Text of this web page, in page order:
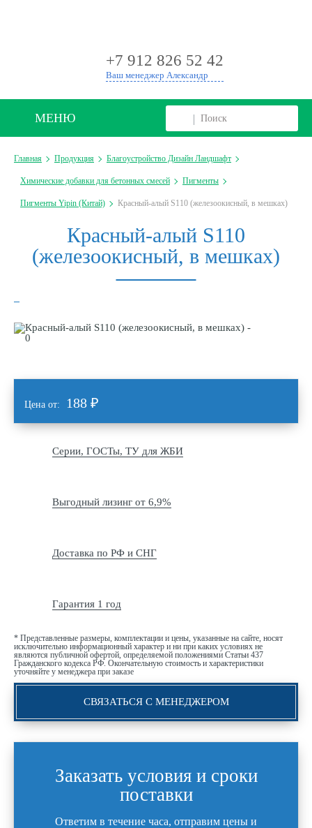
+7 912 826 52 42
Ваш менеджер Александр
МЕНЮ
Главная Продукция Благоустройство Дизайн Ландшафт
Химические добавки для бетонных смесей Пигменты
Пигменты Yipin (Китай) Красный-алый S110 (железоокисный, в мешках)
Красный-алый S110
(железоокисный, в мешках)
Цена от: 188 ₽
Серии, ГОСТы, ТУ для ЖБИ
Выгодный лизинг от 6,9%
Доставка по РФ и СНГ
Гарантия 1 год
* Представленные размеры, комплектации и цены, указанные на сайте, носят
исключительно информационный характер и ни при каких условиях не
являются публичной офертой, определяемой положениями Статьи 437
Гражданского кодекса РФ. Окончательную стоимость и характеристики
уточняйте у менеджера при заказе
СВЯЗАТЬСЯ С МЕНЕДЖЕРОМ
Заказать условия и сроки
поставки
Ответим в течение часа, отправим цены и